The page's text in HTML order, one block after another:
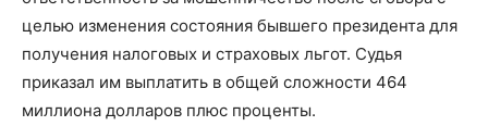
целью изменения состояния бывшего президента для
получения налоговых и страховых льгот. Судья
приказал им выплатить в общей сложности 464
миллиона долларов плюс проценты.